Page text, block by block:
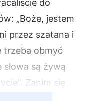
„Boże, jestem
przez szatana i
trzeba obmyć
są żywą
Zanim się